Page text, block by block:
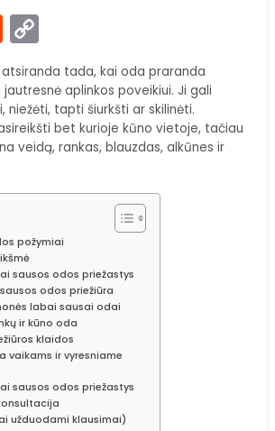
Reddit
Link
tada, kai oda praranda
aplinkos poveikiui. Ji gali
tapti šiurkšti ar skilinėti.
bet kurioje kūno vietoje, tačiau
veidą, rankas, blauzdas, alkūnes ir
požymiai
sausos odos priežastys
odos priežiūra
labai sausai odai
ir kūno oda
klaidos
vaikams ir vyresniame
sausos odos priežastys
užduodami klausimai)